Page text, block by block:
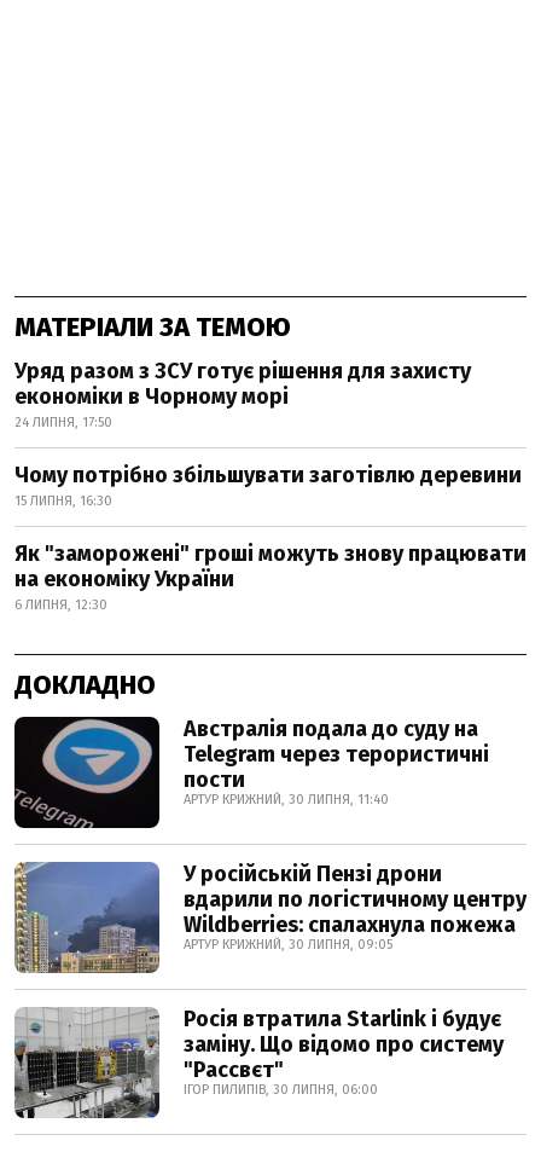
МАТЕРІАЛИ ЗА ТЕМОЮ
Уряд разом з ЗСУ готує рішення для захисту
економіки в Чорному морі
24 ЛИПНЯ, 17:50
Чому потрібно збільшувати заготівлю деревини
15 ЛИПНЯ, 16:30
Як "заморожені" гроші можуть знову працювати
на економіку України
6 ЛИПНЯ, 12:30
ДОКЛАДНО
Австралія подала до суду на
Telegram через терористичні
пости
АРТУР КРИЖНИЙ, 30 ЛИПНЯ, 11:40
У російській Пензі дрони
вдарили по логістичному центру
Wildberries: спалахнула пожежа
АРТУР КРИЖНИЙ, 30 ЛИПНЯ, 09:05
Росія втратила Starlink і будує
заміну. Що відомо про систему
"Рассвєт"
ІГОР ПИЛИПІВ, 30 ЛИПНЯ, 06:00